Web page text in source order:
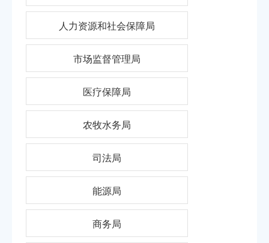
人力资源和社会保障局
市场监督管理局
医疗保障局
农牧水务局
司法局
能源局
商务局